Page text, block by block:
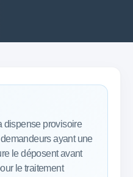
dispense provisoire
ayant une
le déposent avant
le traitement